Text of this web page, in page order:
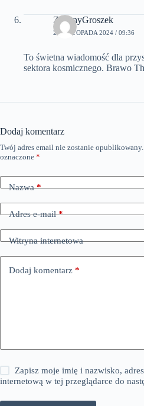
ZielonyGroszek
25 LISTOPADA 2024 / 09:36
To świetna wiadomość dla
sektora kosmicznego. Brawo
Dodaj komentarz
Twój adres email nie zostanie opublikowany.
oznaczone *
Nazwa*
Adres e-mail*
Witryna internetowa
Dodaj komentarz *
Zapisz moje imię i nazwisko,
internetową w tej przeglądarce do